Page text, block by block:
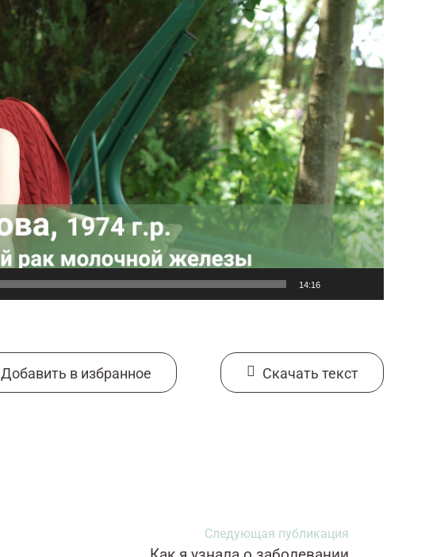
14:16
Добавить в избранное Cкачать текст
Следующая публикация